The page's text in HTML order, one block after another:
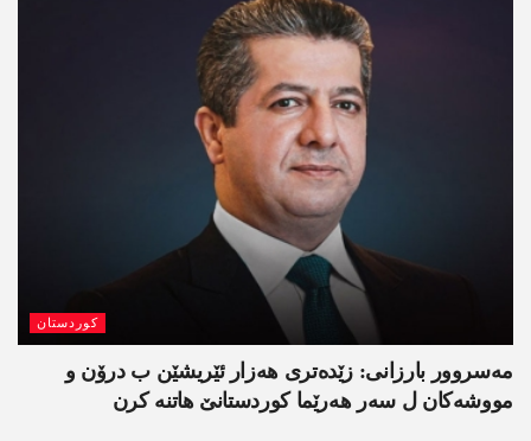
کوردستان
مەسروور بارزانی: زێدەتری ھەزار ئێریشێن ب درۆن و
مووشەکان ل سەر ھەرێما کوردستانێ ھاتنە کرن